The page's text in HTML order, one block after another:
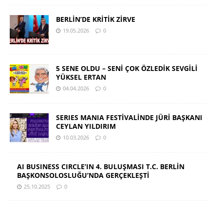
BERLİN’DE KRİTİK ZİRVE
19.05.2026 0
5 SENE OLDU – SENİ ÇOK ÖZLEDİK SEVGİLİ
YÜKSEL ERTAN
04.04.2026 0
SERIES MANIA FESTİVALİNDE JÜRİ BAŞKANI
CEYLAN YILDIRIM
10.03.2026 0
AI BUSINESS CIRCLE’IN 4. BULUŞMASI T.C. BERLİN
BAŞKONSOLOSLUĞU’NDA GERÇEKLEŞTİ
25.10.2025 0